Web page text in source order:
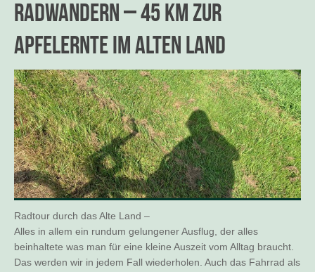
Radwandern – 45 km zur
Apfelernte im Alten Land
Radtour durch das Alte Land –
Alles in allem ein rundum gelungener Ausflug, der alles
beinhaltete was man für eine kleine Auszeit vom Alltag braucht.
Das werden wir in jedem Fall wiederholen. Auch das Fahrrad als